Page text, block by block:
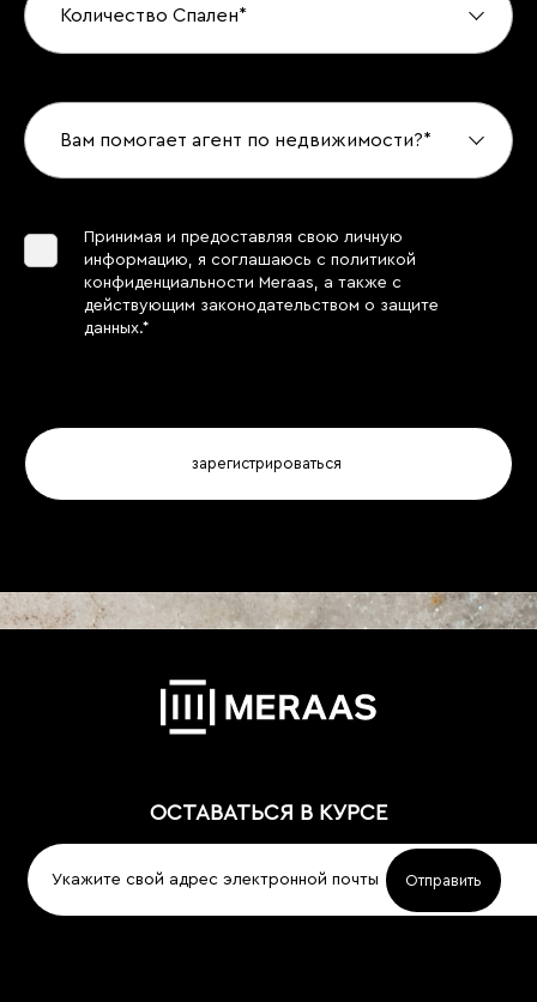
Количество Спален*
Вам помогает агент по недвижимости?*
Принимая и предоставляя свою личную
информацию, я соглашаюсь с политикой
конфиденциальности Meraas, а также с
действующим законодательством о защите
данных.*
ОСТАВАТЬСЯ В КУРСЕ